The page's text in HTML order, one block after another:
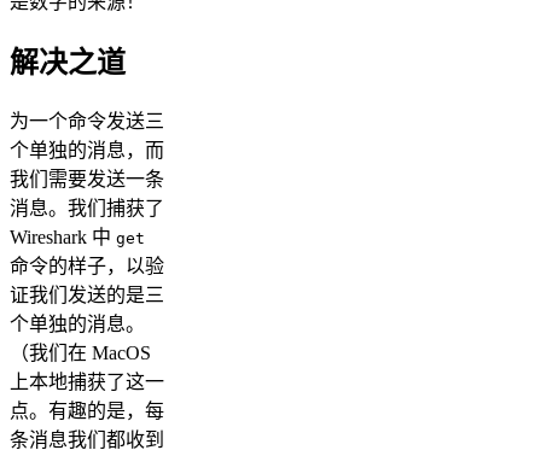
解决之道
为一个命令发送三
个单独的消息，而
我们需要发送一条
消息。我们捕获了
Wireshark 中 get
命令的样子，以验
证我们发送的是三
个单独的消息。
（我们在 MacOS
上本地捕获了这一
点。有趣的是，每
条消息我们都收到